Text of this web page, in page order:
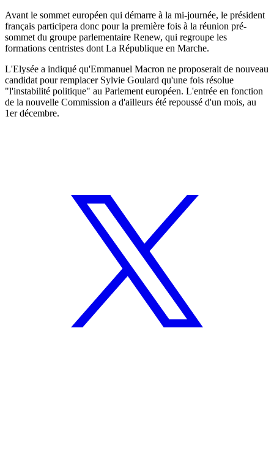
Avant le sommet européen qui démarre à la mi-journée, le président
français participera donc pour la première fois à la réunion pré-
sommet du groupe parlementaire Renew, qui regroupe les
formations centristes dont La République en Marche.
L'Elysée a indiqué qu'Emmanuel Macron ne proposerait de nouveau
candidat pour remplacer Sylvie Goulard qu'une fois résolue
"l'instabilité politique" au Parlement européen. L'entrée en fonction
de la nouvelle Commission a d'ailleurs été repoussé d'un mois, au
1er décembre.